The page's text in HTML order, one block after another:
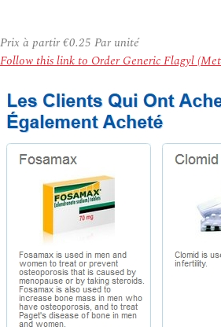
Prix à partir€0.25 Par unité
Follow this link to Order Generic Flagyl